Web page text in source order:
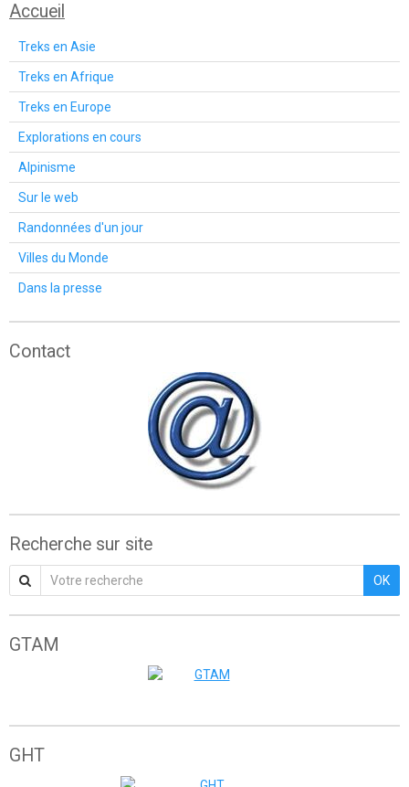
Accueil
Treks en Asie
Treks en Afrique
Treks en Europe
Explorations en cours
Alpinisme
Sur le web
Randonnées d'un jour
Villes du Monde
Dans la presse
Contact
Recherche sur site
OK
GTAM
GHT